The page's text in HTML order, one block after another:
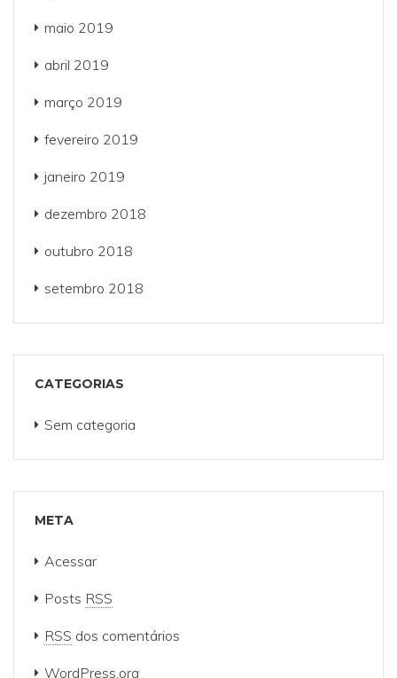
maio 2019
abril 2019
março 2019
fevereiro 2019
janeiro 2019
dezembro 2018
outubro 2018
setembro 2018
CATEGORIAS
Sem categoria
META
Acessar
Posts RSS
RSS dos comentários
WordPress.org